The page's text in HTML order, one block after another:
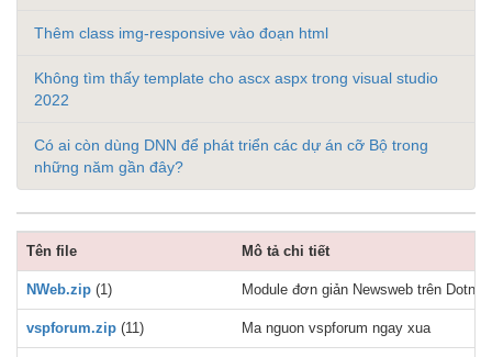
Thêm class img-responsive vào đoạn html
Không tìm thấy template cho ascx aspx trong visual studio
2022
Có ai còn dùng DNN để phát triển các dự án cỡ Bộ trong
những năm gần đây?
Tên file Mô tả chi tiết
NWeb.zip (1) Module đơn giản Newsweb trên
vspforum.zip (11) Ma nguon vspforum ngay xua